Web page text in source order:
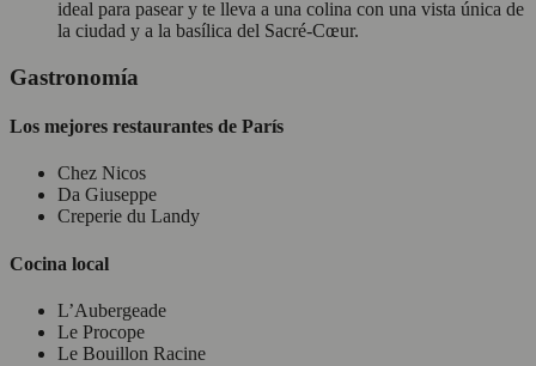
ideal para pasear y te lleva a una colina con una vista única de
la ciudad y a la basílica del Sacré-Cœur.
Gastronomía
Los mejores restaurantes de París
Chez Nicos
Da Giuseppe
Creperie du Landy
Cocina local
L’Aubergeade
Le Procope
Le Bouillon Racine